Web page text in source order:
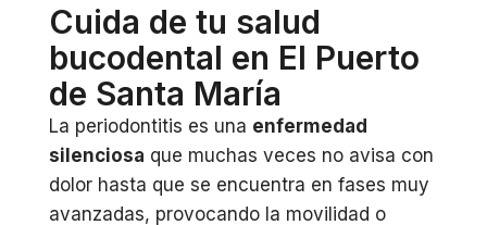
Cuida de tu salud
bucodental en El Puerto
de Santa María
La periodontitis es una enfermedad
silenciosa que muchas veces no avisa con
dolor hasta que se encuentra en fases muy
avanzadas, provocando la movilidad o